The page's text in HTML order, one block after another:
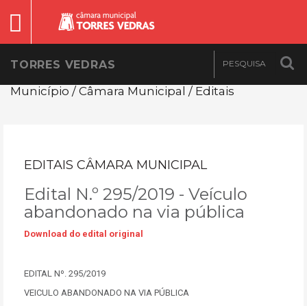
TORRES VEDRAS
Município / Câmara Municipal / Editais
EDITAIS CÂMARA MUNICIPAL
Edital N.º 295/2019 - Veículo
abandonado na via pública
Download do edital original
EDITAL Nº. 295/2019
VEICULO ABANDONADO NA VIA PÚBLICA